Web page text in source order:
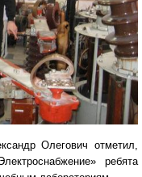
Олегович отметил,
ребята